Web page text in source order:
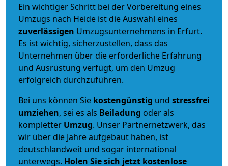
Ein wichtiger Schritt bei der Vorbereitung eines
Umzugs nach Heide ist die Auswahl eines
zuverlässigen Umzugsunternehmens in Erfurt.
Es ist wichtig, sicherzustellen, dass das
Unternehmen über die erforderliche Erfahrung
und Ausrüstung verfügt, um den Umzug
erfolgreich durchzuführen.
Bei uns können Sie kostengünstig und stressfrei
umziehen, sei es als Beiladung oder als
kompletter Umzug. Unser Partnernetzwerk, das
wir über die Jahre aufgebaut haben, ist
deutschlandweit und sogar international
unterwegs. Holen Sie sich jetzt kostenlose